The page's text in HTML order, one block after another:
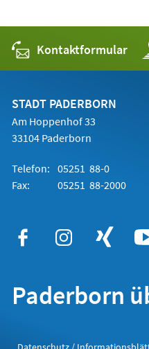
Kontaktformular
STADT PADERBORN
Am Hoppenhof 33
33104 Paderborn
Telefon: 05251 88-0
Fax:
05251 88-2000
Paderborn